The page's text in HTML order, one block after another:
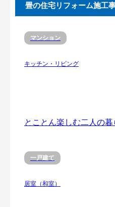
畳の住宅リフォーム施工
マンション
キッチン・リビング
とことん楽しむ二人の暮
一戸建て
居室（和室）